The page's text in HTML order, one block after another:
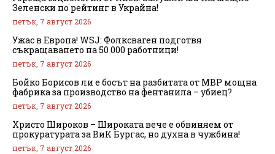
Зеленски по рейтинг в Украйна!
петък, 7 август 2026
Ужас в Европа! WSJ: Фолксваген подготвя
съкращаването на 50 000 работници!
петък, 7 август 2026
Бойко Борисов ли е босът на разбитата от МВР мощна
фабрика за производство на фентанила – убиец?
петък, 7 август 2026
Христо Широков – Широката вече е обвиняем от
прокуратурата за ВиК Бургас, но духна в чужбина!
петък, 7 август 2026